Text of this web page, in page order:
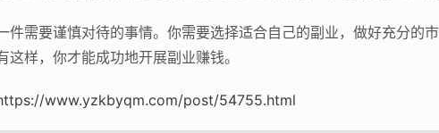
件需要谨慎对待的事情。你需要选择适合自己的副业，做好充分的
这样，你才能成功地开展副业赚钱。
www.yzkbyqm.com/post/54755.html